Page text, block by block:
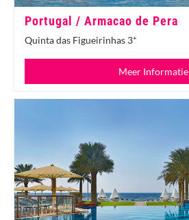
Portugal / Armacao de Pera
Quinta das Figueirinhas 3*
Meer Informatie